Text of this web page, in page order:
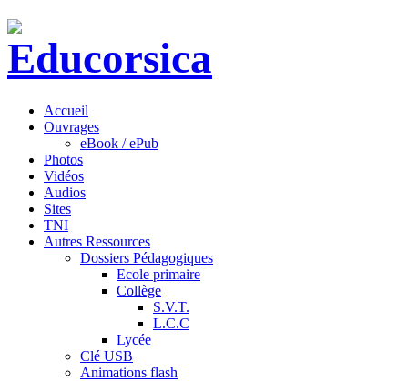
Accueil
Ouvrages
eBook / ePub
Photos
Vidéos
Audios
Sites
TNI
Autres Ressources
Dossiers Pédagogiques
Ecole primaire
Collège
S.V.T.
L.C.C
Lycée
Clé USB
Animations flash